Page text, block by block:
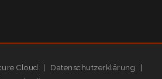
Cloud Datenschutzerklärung